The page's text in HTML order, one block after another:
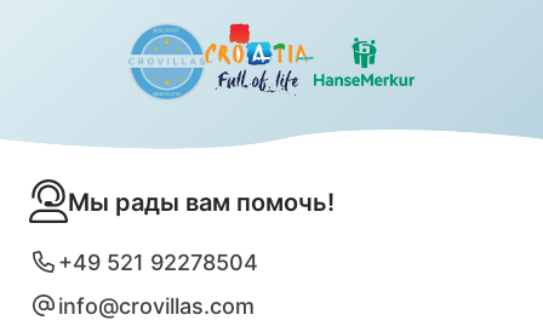
Мы рады вам помочь!
+49 521 92278504
info@crovillas.com